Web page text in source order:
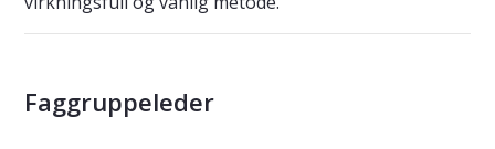
Faggruppeleder